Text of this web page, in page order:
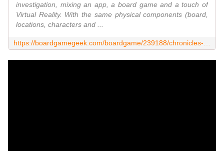
investigation, mixing an app, a board game and a touch of
Virtual Reality. With the same physical components (board,
locations, characters and ...